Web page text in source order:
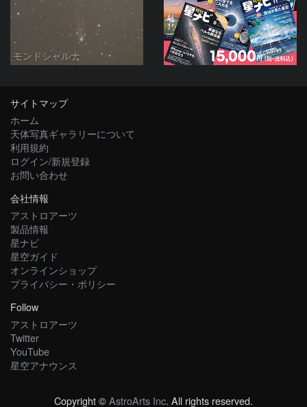
モンドシャルナ
サイトマップ
ホーム
天体写真ギャラリーについて
利用規約
ログイン/新規登録
お問い合わせ
会社情報
アストロアーツ
製品情報
星ナビ
星空ガイド
オンラインショップ
プライバシー・ポリシー
Follow
アストロアーツ
Twitter
YouTube
星空アナウンス
Copyright ©AstroArts Inc. All rights reserved.